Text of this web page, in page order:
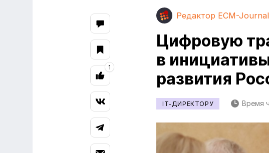
Редактор ECM-Journal
Цифровую
в
развития
IT-ДИРЕКТОРУ Время
1